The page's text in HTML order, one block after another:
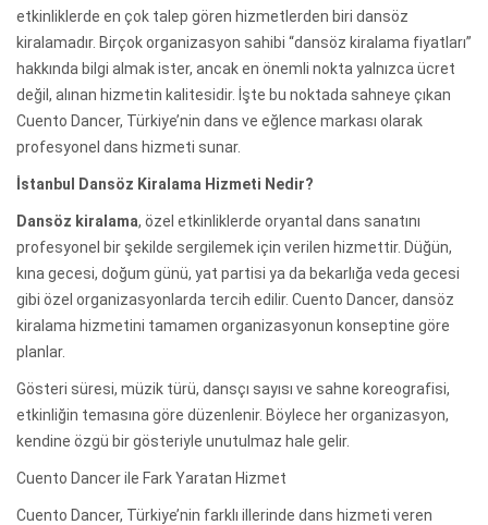
etkinliklerde en çok talep gören hizmetlerden biri dansöz
kiralamadır. Birçok organizasyon sahibi “dansöz kiralama fiyatları”
hakkında bilgi almak ister, ancak en önemli nokta yalnızca ücret
değil, alınan hizmetin kalitesidir. İşte bu noktada sahneye çıkan
Cuento Dancer, Türkiye’nin dans ve eğlence markası olarak
profesyonel dans hizmeti sunar.
İstanbul Dansöz Kiralama Hizmeti Nedir?
Dansöz kiralama, özel etkinliklerde oryantal dans sanatını
profesyonel bir şekilde sergilemek için verilen hizmettir. Düğün,
kına gecesi, doğum günü, yat partisi ya da bekarlığa veda gecesi
gibi özel organizasyonlarda tercih edilir. Cuento Dancer, dansöz
kiralama hizmetini tamamen organizasyonun konseptine göre
planlar.
Gösteri süresi, müzik türü, dansçı sayısı ve sahne koreografisi,
etkinliğin temasına göre düzenlenir. Böylece her organizasyon,
kendine özgü bir gösteriyle unutulmaz hale gelir.
Cuento Dancer ile Fark Yaratan Hizmet
Cuento Dancer, Türkiye’nin farklı illerinde dans hizmeti veren